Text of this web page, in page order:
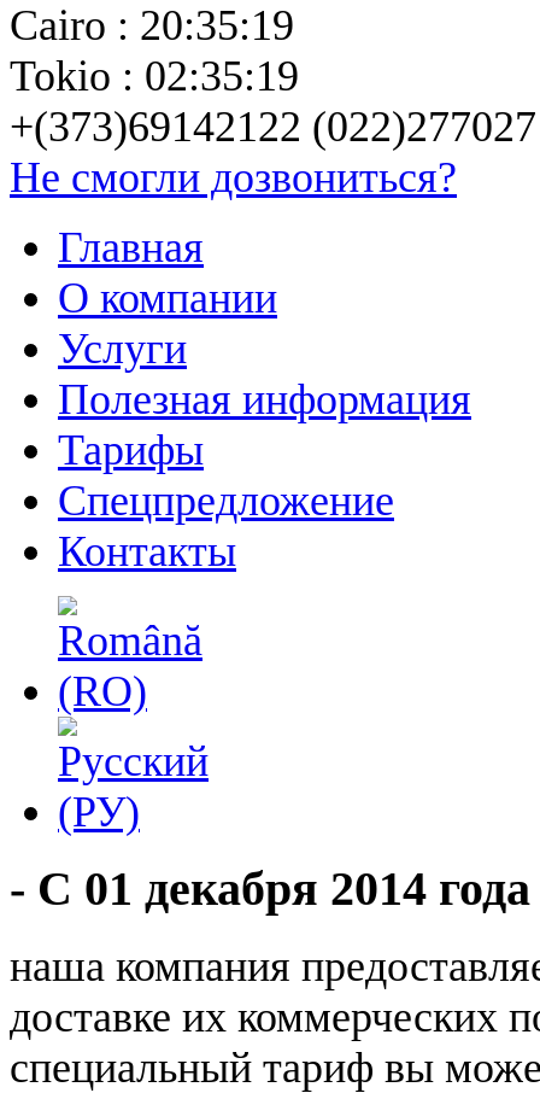
Cairo : 20:35:19
Tokio : 02:35:19
+(373)69142122 (022)277027
Не смогли дозвониться?
Главная
О компании
Услуги
Полезная информация
Тарифы
Спецпредложение
Контакты
- С 01 декабря 2014 года
наша компания
доставке их коммерческих
специальный тариф вы